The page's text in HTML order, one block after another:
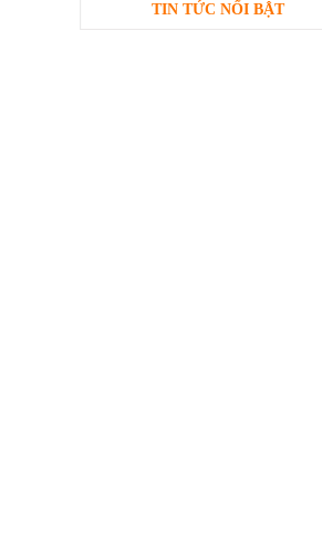
TIN TỨC NỔI BẬT